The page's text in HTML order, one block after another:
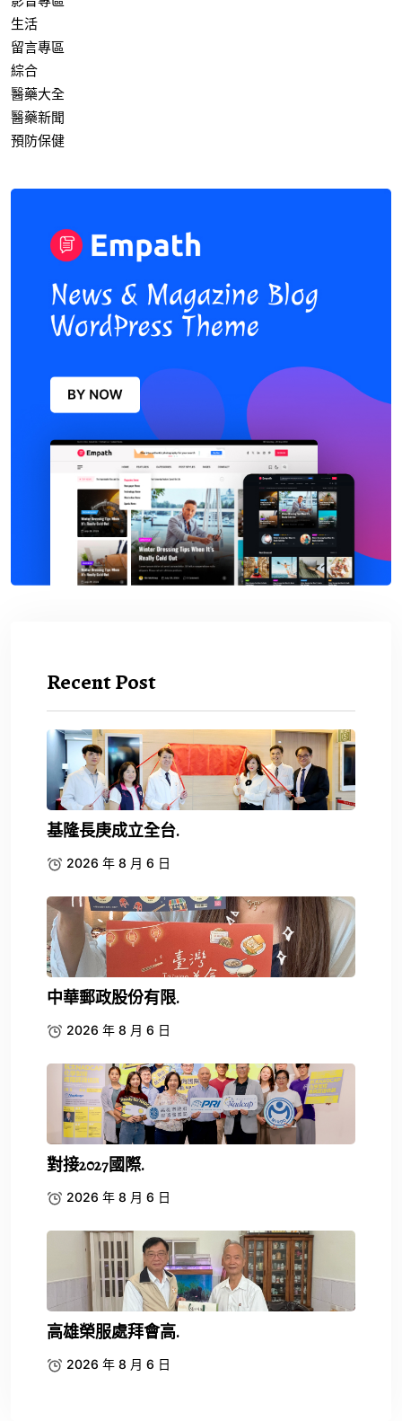
生活
留言專區
綜合
醫藥大全
醫藥新聞
預防保健
Recent Post
基隆長庚成立全台.
2026 年 8 月 6 日
中華郵政股份有限.
2026 年 8 月 6 日
對接2027國際.
2026 年 8 月 6 日
高雄榮服處拜會高.
2026 年 8 月 6 日